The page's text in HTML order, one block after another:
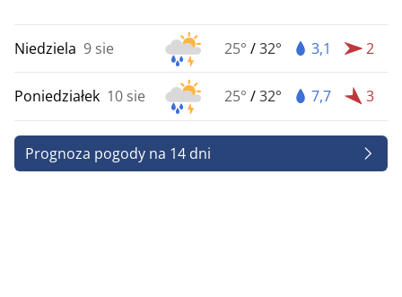
Niedziela 9 sie 25° /32° 3,1 2
Poniedziałek 10 sie 25° /32° 7,7 3
Prognoza pogody na 14 dni